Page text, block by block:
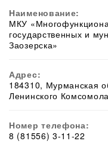
Наименование:
МКУ
государственных и
Заозерска»
Адрес:
184310, Мурманская
Ленинского
Номер телефона:
8 (81556) 3-11-22